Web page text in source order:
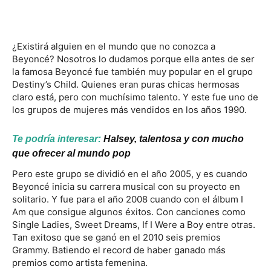
¿Existirá alguien en el mundo que no conozca a
Beyoncé? Nosotros lo dudamos porque ella antes de ser
la famosa Beyoncé fue también muy popular en el grupo
Destiny’s Child. Quienes eran puras chicas hermosas
claro está, pero con muchísimo talento. Y este fue uno de
los grupos de mujeres más vendidos en los años 1990.
Te podría interesar: Halsey, talentosa y con mucho
que ofrecer al mundo pop
Pero este grupo se dividió en el año 2005, y es cuando
Beyoncé inicia su carrera musical con su proyecto en
solitario. Y fue para el año 2008 cuando con el álbum I
Am que consigue algunos éxitos. Con canciones como
Single Ladies, Sweet Dreams, If I Were a Boy entre otras.
Tan exitoso que se ganó en el 2010 seis premios
Grammy. Batiendo el record de haber ganado más
premios como artista femenina.